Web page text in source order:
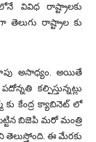
వివిధ రాష్ట్రాలకు
తెలుగు రాష్ట్రాల కు
అసాధ్యం. అయితే
కల్పిస్తున్నట్లు
కేంద్ర క్యాబినెట్ లో
బిజెపి మరో మంత్రి
తెలుస్తోంది. ఈ మేరకు